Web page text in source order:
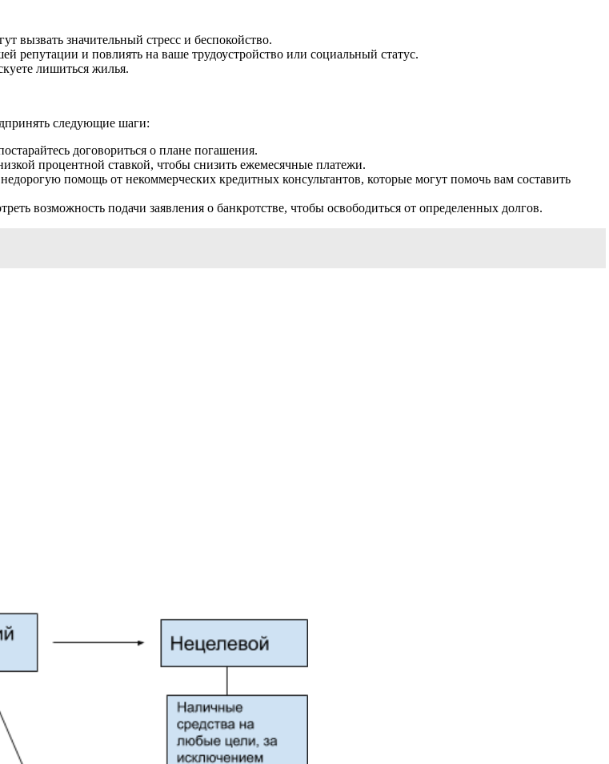
вызвать значительный стресс и беспокойство.
репутации и повлиять на ваше трудоустройство или социальный статус.
лишиться жилья.
следующие шаги:
договориться о плане погашения.
процентной ставкой, чтобы снизить ежемесячные платежи.
помощь от некоммерческих кредитных консультантов, которые могут помочь вам составить
возможность подачи заявления о банкротстве, чтобы освободиться от определенных долгов.